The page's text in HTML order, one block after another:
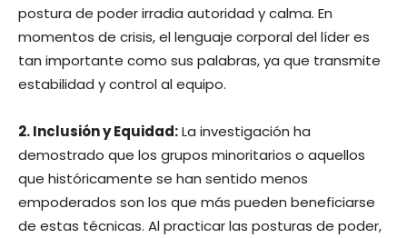
postura de poder irradia autoridad y calma. En
momentos de crisis, el lenguaje corporal del líder es
tan importante como sus palabras, ya que transmite
estabilidad y control al equipo.
2. Inclusión y Equidad:La investigación ha
demostrado que los grupos minoritarios o aquellos
que históricamente se han sentido menos
empoderados son los que más pueden beneficiarse
de estas técnicas. Al practicar las posturas de poder,